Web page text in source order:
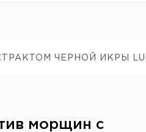
ЧЕРНОЙ ИКРЫ
морщин с